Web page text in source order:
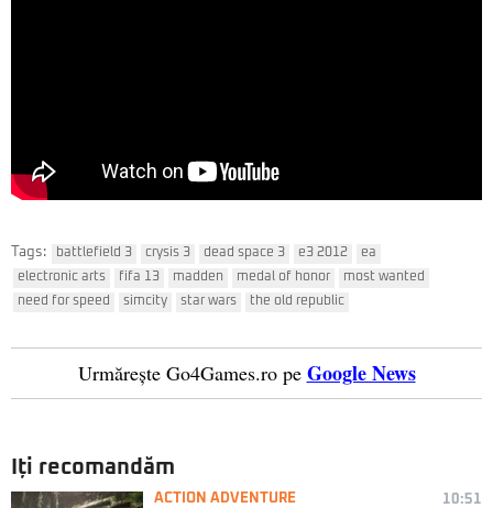
Tags: battlefield 3 crysis 3 dead space 3 e3 2012
ea
electronic arts
fifa 13 madden medal of honor
most wanted
need for speed
simcity star wars the old republic
Urmărește Go4Games.ro pe Google News
Iți recomandăm
ACTION ADVENTURE 10:51